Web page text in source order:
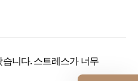
니다. 스트레스가 너무